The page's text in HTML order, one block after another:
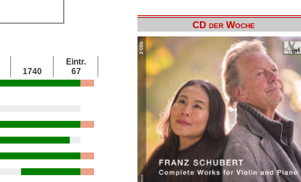
1740
Eintr.
67
CD der Woche